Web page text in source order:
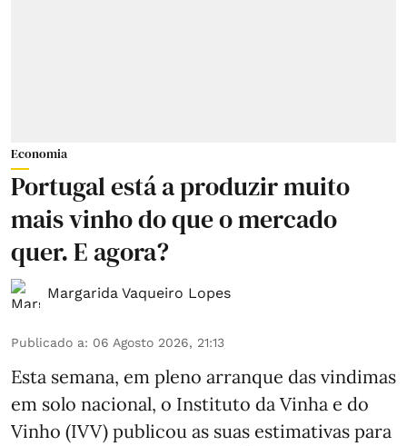
Economia
Portugal está a produzir muito
mais vinho do que o mercado
quer. E agora?
Margarida Vaqueiro Lopes
Publicado a: 06 Agosto 2026, 21:13
Esta semana, em pleno arranque das vindimas
em solo nacional, o Instituto da Vinha e do
Vinho (IVV) publicou as suas estimativas para